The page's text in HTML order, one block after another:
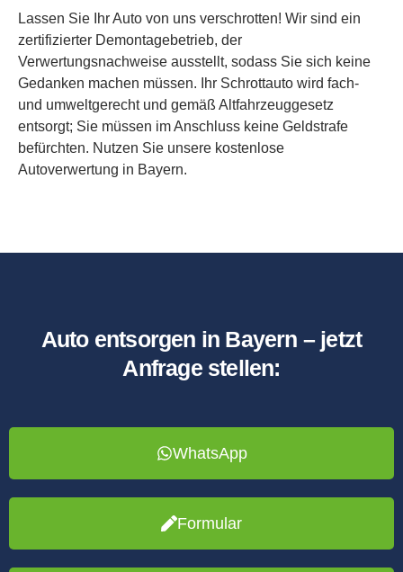
Lassen Sie Ihr Auto von uns verschrotten! Wir sind ein
zertifizierter Demontagebetrieb, der
Verwertungsnachweise ausstellt, sodass Sie sich keine
Gedanken machen müssen. Ihr Schrottauto wird fach-
und umweltgerecht und gemäß Altfahrzeuggesetz
entsorgt; Sie müssen im Anschluss keine Geldstrafe
befürchten. Nutzen Sie unsere kostenlose
Autoverwertung in Bayern.
Auto entsorgen in Bayern – jetzt
Anfrage stellen:
WhatsApp
Formular